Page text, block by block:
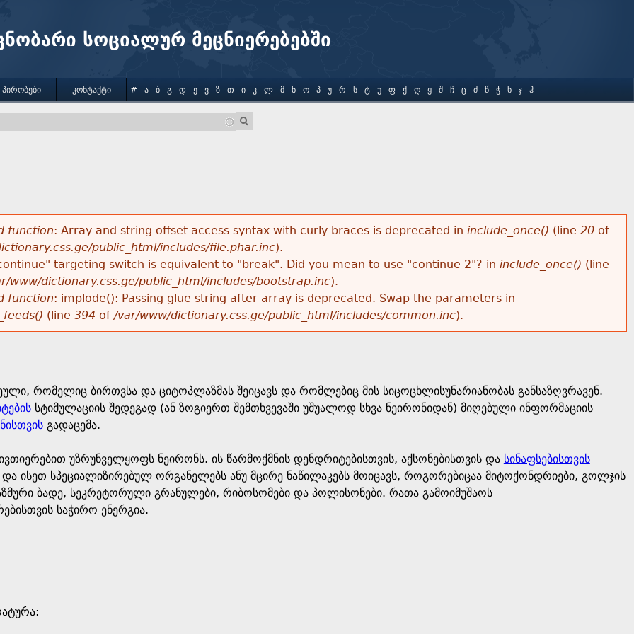
სოციალურ მეცნიერებებში
function: Array and string offset access syntax with curly braces is deprecated in include_once() (line 20of
public_html/includes/file.phar.inc).
targeting switch is equivalent to "break". Did you mean to use "continue 2"? in include_once() (line
www/dictionary.css.ge/public_html/includes/bootstrap.inc).
function: implode(): Passing glue string after array is deprecated. Swap the parameters in
(line 394 of/var/www/dictionary.css.ge/public_html/includes/common.inc).
რომელიც ბირთვსა და ციტოპლაზმას შეიცავს და რომლებიც მის სიცოცხლისუნარიანობას განსაზღვრავენ.
სტიმულაციის შედეგად (ან ზოგიერთ შემთხვევაში უშუალოდ სხვა ნეირონიდან) მიღებული ინფორმაციის
გადაცემა.
უზრუნველყოფს ნეირონს. ის წარმოქმნის დენდრიტებისთვის, აქსონებისთვის და სინაფსებისთვის
ისეთ სპეციალიზირებულ ორგანელებს ანუ მცირე ნაწილაკებს მოიცავს, როგორებიცაა მიტოქონდრიები, გოლჯის
ბადე, სეკრეტორული გრანულები, რიბოსომები და პოლისონები. რათა გამოიმუშაოს
საჭირო ენერგია.
ᲞᲘᲠᲝᲑᲔᲑᲘ ᲙᲝᲜᲢᲐᲥᲢᲘ # Ა Ბ Გ Დ Ე Ვ Ზ Თ Ი Კ Ლ Მ Ნ Ო Პ Ჟ Რ Ს Ტ Უ Ფ Ქ Ღ Ყ Შ Ჩ Ც Ძ Წ Ჭ Ხ Ჯ Ჰ